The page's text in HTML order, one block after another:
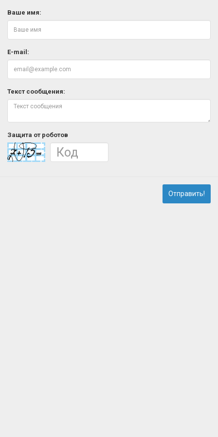
Ваше имя:
E-mail:
Текст сообщения:
Защита от роботов
Отправить!